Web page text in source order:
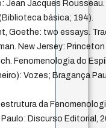
Jean Jacques
básica; 194).
Goethe: two essays.
New Jersey:
Fenomenologia do
Vozes; Bragança
estrutura da
Discurso Editorial,